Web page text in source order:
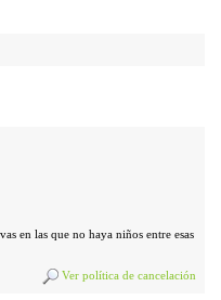
en las que no haya niños entre esas
Ver política de cancelación